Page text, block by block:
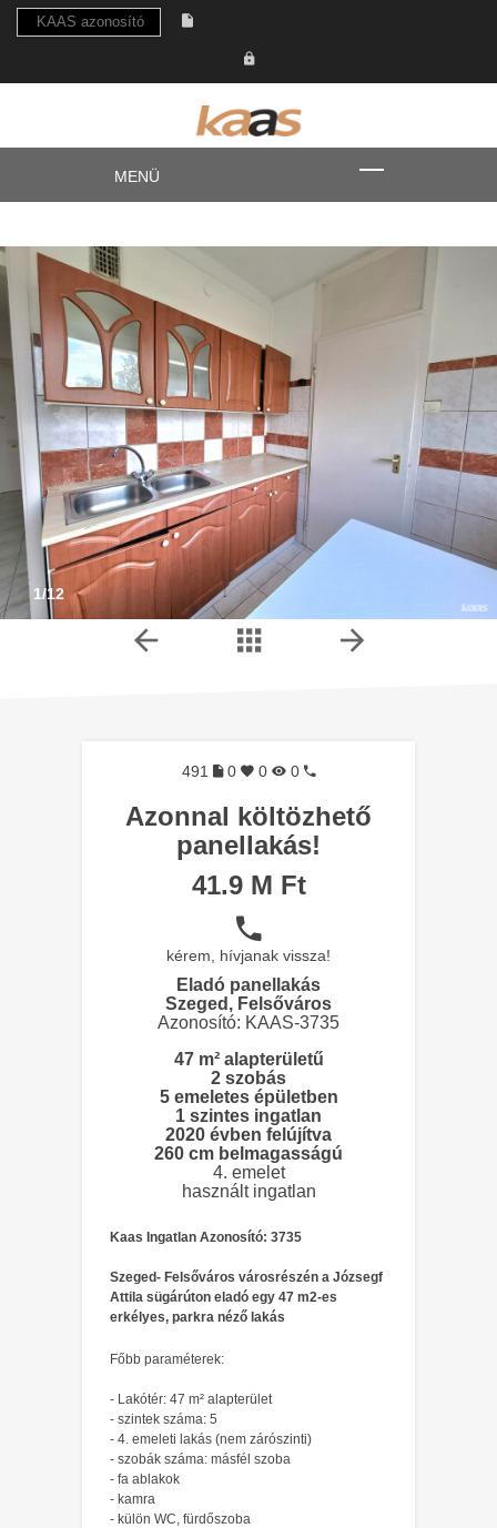
1/12
491 0 0 0
Azonnal költözhető
panellakás!
41.9 M Ft
kérem, hívjanak vissza!
Eladó panellakás
Szeged, Felsőváros
Azonosító: KAAS-3735
47 m² alapterületű
2 szobás
5 emeletes épületben
1 szintes ingatlan
2020 évben felújítva
260 cm belmagasságú
4. emelet
használt ingatlan
Kaas Ingatlan Azonosító: 3735
Szeged- Felsőváros városrészén a Józsegf
Attila sügárúton eladó egy 47 m2-es
erkélyes, parkra néző lakás
Főbb paraméterek:
- Lakótér: 47 m² alapterület
- szintek száma: 5
- 4. emeleti lakás (nem zárószinti)
- szobák száma: másfél szoba
- fa ablakok
- kamra
- külön WC, fürdőszoba